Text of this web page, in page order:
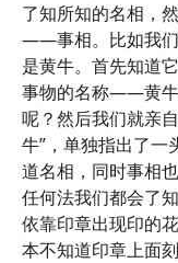
了知所知的名相，
——事相。比如我们
是黄牛。首先知道
事物的名称——黄牛
呢？然后我们就亲
牛”，单独指出了一
道名相，同时事相
任何法我们都会了
依靠印章出现印的
本不知道印章上面